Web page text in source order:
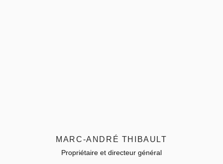
MARC-ANDRÉ THIBAULT
Propriétaire et directeur général